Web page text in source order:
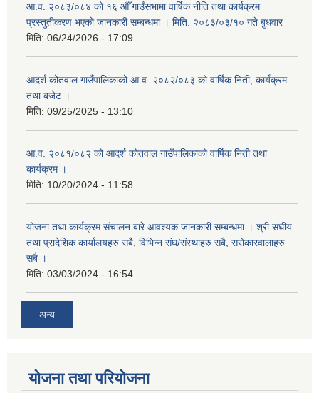
आ.व. २०८३/०८४ को १६ औँ गाउँसभामा वार्षिक नीति तथा कार्यक्रम
प्रस्तुतीकरण भएको जानकारी सम्बन्धमा । मिति: २०८३/०३/१० गते बुधवार
मिति: 06/24/2026 - 17:09
आदर्श कोतवाल गाउँपालिकाको आ.व. २०८२/०८३ को वार्षिक निती, कार्यक्रम
तथा बजेट ।
मिति: 09/25/2025 - 13:10
आ.व. २०८१/०८२ को आदर्श कोतवाल गाउँपालिकाको वार्षिक निती तथा
कार्यक्रम ।
मिति: 10/20/2024 - 11:58
योजना तथा कार्यक्रम संचालन बारे आवश्यक जानकारी सम्बन्धमा । श्री संघीय
तथा प्रादेशिक कार्यालयहरु सबै, विभिन्‍न संघ/संस्थाहरु सबै, सरोकारवालाहरु
सबै ।
मिति: 03/03/2024 - 16:54
अन्य
योजना तथा परियोजना